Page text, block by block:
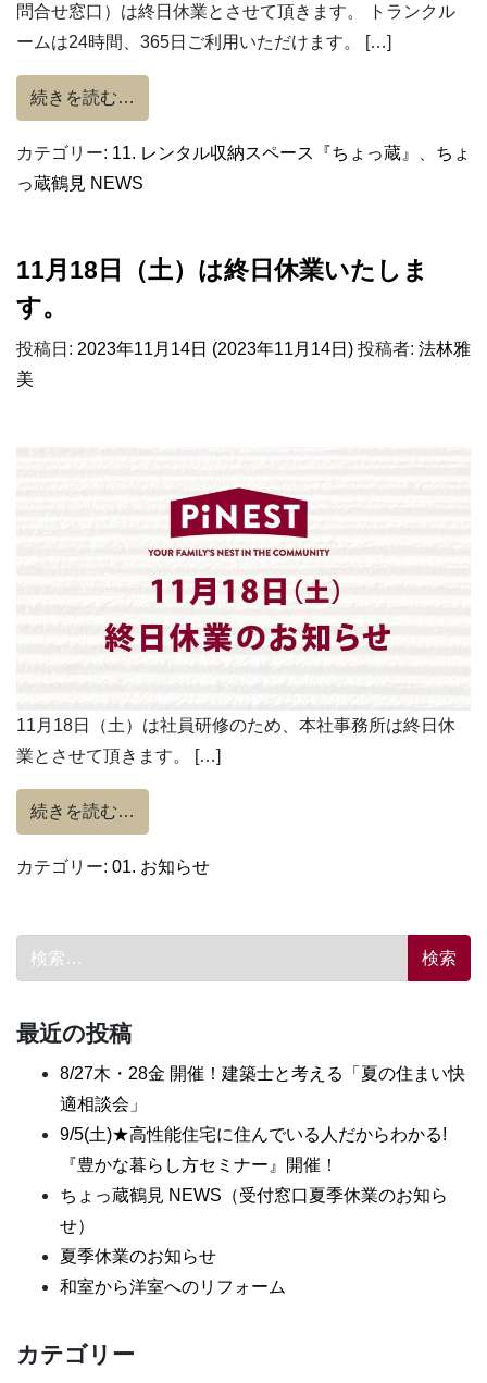
問合せ窓口）は終日休業とさせて頂きます。 トランクル
ームは24時間、365日ご利用いただけます。 […]
続きを読む…
カテゴリー: 11. レンタル収納スペース『ちょっ蔵』
ちょ
っ蔵鶴見 NEWS
11月18日（土）は終日休業いたしま
す。
投稿日: 2023年11月14日 (2023年11月14日) 投稿者: 法林雅
美
11月18日（土）は社員研修のため、本社事務所は終日休
業とさせて頂きます。 […]
続きを読む…
カテゴリー: 01. お知らせ
検索:
最近の投稿
8/27木・28金 開催！建築士と考える「夏の住まい快
適相談会」
9/5(土)★高性能住宅に住んでいる人だからわかる!
『豊かな暮らし方セミナー』開催！
ちょっ蔵鶴見 NEWS（受付窓口夏季休業のお知ら
せ）
夏季休業のお知らせ
和室から洋室へのリフォーム
カテゴリー